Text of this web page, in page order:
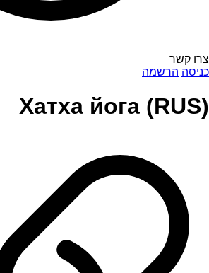
צרו קשר
כניסה הרשמה
Хатха йога (RUS)